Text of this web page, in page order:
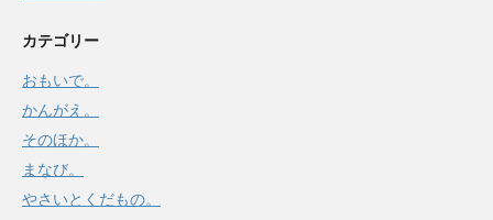
カテゴリー
おもいで。
かんがえ。
そのほか。
まなび。
やさいとくだもの。